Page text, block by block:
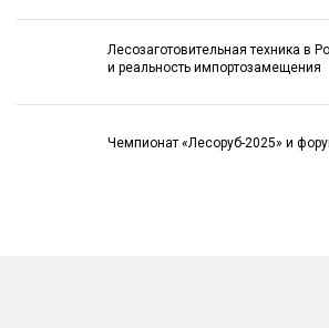
Лесозаготовительная техника в
и реальность импортозамещения
Чемпионат «Лесоруб-2025» и